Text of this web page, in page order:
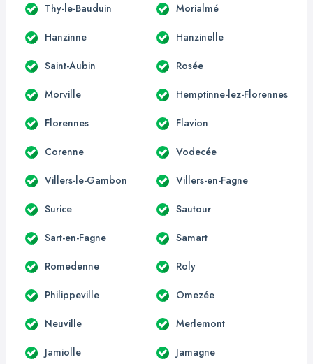
Thy-le-Bauduin Morialmé
Hanzinne Hanzinelle
Saint-Aubin Rosée
Morville Hemptinne-lez-Florennes
Florennes Flavion
Corenne Vodecée
Villers-le-Gambon Villers-en-Fagne
Surice Sautour
Sart-en-Fagne Samart
Romedenne Roly
Philippeville Omezée
Neuville Merlemont
Jamiolle Jamagne